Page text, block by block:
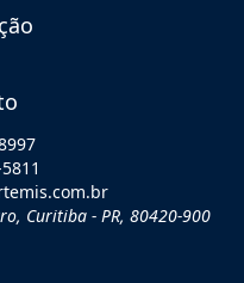
Curitiba - PR, 80420-900